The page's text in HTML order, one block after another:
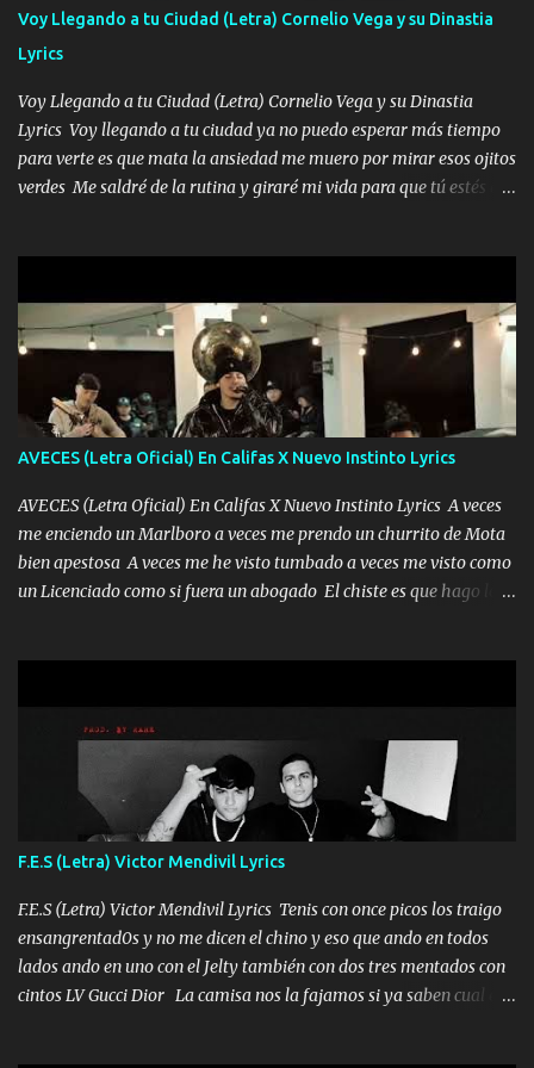
contéstame la llamada pa dedicarte unas bonitas palabras así
borracho me animo a decirte todo y puedo describirlo mucho que
me encantes Decirte que me siento muy feliz y emocionado por
tenerte aquí espero que quiera...
Voy Llegando a tu Ciudad (Letra) Cornelio Vega y su Dinastia
Lyrics
Voy Llegando a tu Ciudad (Letra) Cornelio Vega y su Dinastia
Lyrics Voy llegando a tu ciudad ya no puedo esperar más tiempo
para verte es que mata la ansiedad me muero por mirar esos ojitos
verdes Me saldré de la rutina y giraré mi vida para que tú estés en
solo yo tendre el candado 🔒 del amor ❤️ Música Mil y un besos
para dar ya estando en tu ciudad no habrá quien lo detenga si las
copas van de más vayamos a un lugar y cerremos las puertas
Entre alcohol y besos se va incrementado el Fuego en esa
habitación ya no mires más el reloj Única por donde vas me curas
tú mi mal moviendo tu silueta no hay otra que te sea igual te ves
tan especial por eso es que me tientas Aquí estoy no dejaré que se
te acerque nadie porque solo yo tendre el candado 🔒 del a...
AVECES (Letra Oficial) En Califas X Nuevo Instinto Lyrics
AVECES (Letra Oficial) En Califas X Nuevo Instinto Lyrics A veces
me enciendo un Marlboro a veces me prendo un churrito de Mota
bien apestosa A veces me he visto tumbado a veces me visto como
un Licenciado como si fuera un abogado El chiste es que hago lo
corriente no quieren verte subir de level trucha mis plebes Música
A veces me pongo un sombrero a veces me ven la cachucha de lado
con la mirada siempre en alto A veces me fajó una super o a veces
me fajó una Glock siempre armado todas las generaciones yo
traigo El chiste es que hago lo que quiero pues así soy me mandó
yo tengo el control a todos yo les paro el dedo soy hocicon un
malcriado un malandrón Que Les importa no saben nada falsas
las risas las que me miran hay gente corriente no quieren ve...
F.E.S (Letra) Victor Mendivil Lyrics
F.E.S (Letra) Victor Mendivil Lyrics Tenis con once picos los traigo
ensangrentad0s y no me dicen el chino y eso que ando en todos
lados ando en uno con el Jelty también con dos tres mentados con
cintos LV Gucci Dior La camisa nos la fajamos si ya saben cual es